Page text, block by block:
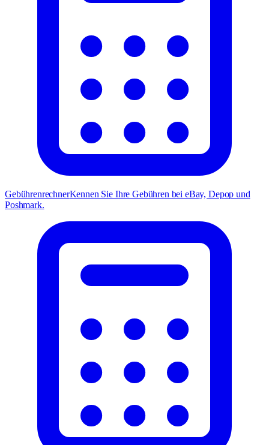
GebührenrechnerKennen Sie Ihre Gebühren bei eBay, Depop und
Poshmark.